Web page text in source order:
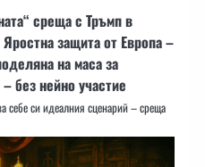
среща с Тръмп в
защита от Европа –
на маса за
без нейно участие
себе си идеалния сценарий – среща